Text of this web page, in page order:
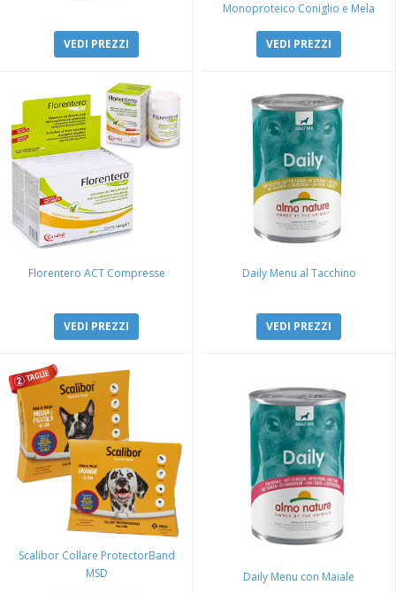
VEDI PREZZI
Monoproteico Coniglio e Mela
VEDI PREZZI
Florentero ACT Compresse
VEDI PREZZI
Daily Menu al Tacchino
VEDI PREZZI
Scalibor Collare ProtectorBand
MSD
Daily Menu con Maiale